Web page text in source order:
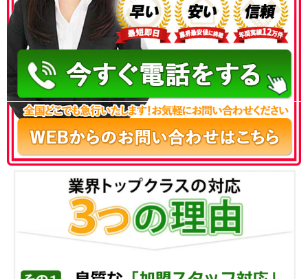
050-3186-4780